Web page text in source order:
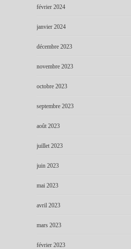
février 2024
janvier 2024
décembre 2023
novembre 2023
octobre 2023
septembre 2023
août 2023
juillet 2023
juin 2023
mai 2023
avril 2023
mars 2023
février 2023